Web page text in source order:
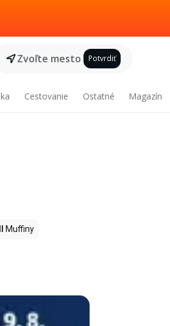
Zvoľte mesto Potvrdiť
Cestovanie Ostatné Magazín
Muffiny